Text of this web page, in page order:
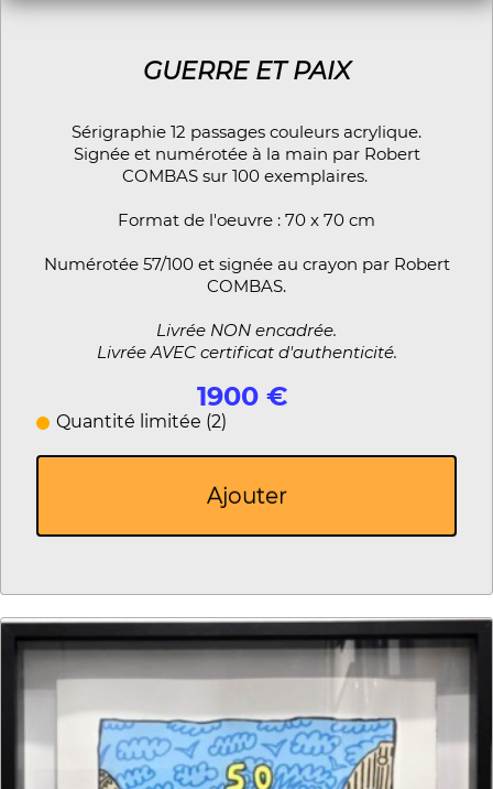
GUERRE ET PAIX
Sérigraphie 12 passages couleurs acrylique.
Signée et numérotée à la main par Robert
COMBAS sur 100 exemplaires.
Format de l'oeuvre : 70 x 70 cm
Numérotée 57/100 et signée au crayon par Robert
COMBAS.
Livrée NON encadrée.
Livrée AVEC certificat d'authenticité.
1900 €
Quantité limitée (2)
Ajouter